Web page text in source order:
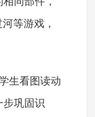
等游戏，
生看图读动
步巩固识